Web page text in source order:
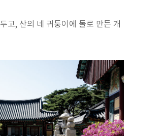
고, 산의 네 귀퉁이에 돌로 만든 개